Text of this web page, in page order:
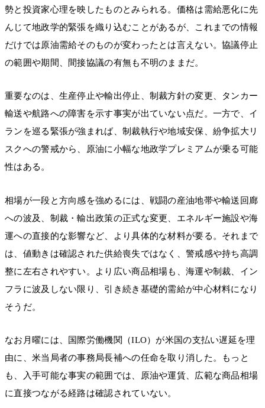
勢と投資家心理を映したものとみられる。価格は需給悪化に先
んじて地政学的緊張を織り込むことがあるが、これまでの情報
だけでは原油需給そのものが変わったとは言えない。協議停止
の範囲や期間、間接協議の有無も不明のままだ。
重要なのは、生産停止や輸出停止、制裁方針の変更、タンカー
輸送や航路への障害を示す事実が出ていない点だ。一方で、イ
ランを巡る緊張が強まれば、制裁執行や地域安保、紛争拡大リ
スクへの警戒から、原油に小幅な地政学プレミアムが乗る可能
性はある。
相場が一段と方向感を強めるには、戦闘の産油地帯や輸送回廊
への波及、制裁・輸出政策の正式な変更、エネルギー施設や海
運への直接的な影響など、より具体的な材料が要る。それまで
は、値動きは確認された供給喪失ではなく、警戒感や持ち高調
整に左右されやすい。より広い商品相場も、海運や制裁、イン
フラに波及しない限り、引き続き基礎的需給が中心材料になり
そうだ。
なお月曜には、国際労働機関（ILO）が米国の支払い遅延を理
由に、米当局者の事務局長補への任命を取り消した。もっと
も、入手可能な事実の範囲では、原油や運賃、広範な商品相場
に直接つながる経路は確認されていない。